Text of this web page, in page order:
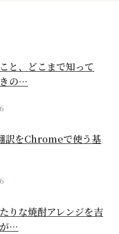
と、どこまで知って
の…
訳をChromeで使う基
りな焼酎アレンジを吉
…